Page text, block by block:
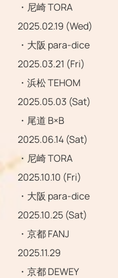
・尼崎 TORA
2025.02.19 (Wed)
・大阪 para-dice
2025.03.21 (Fri)
・浜松 TEHOM
2025.05.03 (Sat)
・尾道 B×B
2025.06.14 (Sat)
・尼崎 TORA
2025.10.10 (Fri)
・大阪 para-dice
2025.10.25 (Sat)
・京都 FANJ
2025.11.29
・京都 DEWEY